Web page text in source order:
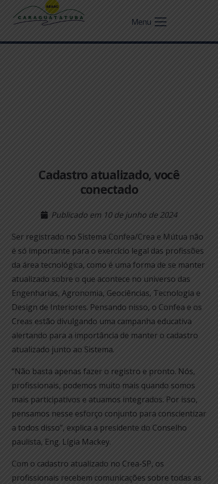
Menu
Cadastro atualizado, você
conectado
Publicado em 10 de junho de 2024
Ser registrado no Sistema Confea/Crea e Mútua não
é só importante para o exercício legal das profissões
da área tecnológica, como é uma forma de se manter
atualizado sobre o que acontece no universo das
Engenharias, Agronomia, Geociências, Tecnologia e
Design de Interiores. Pensando nisso, o Confea e os
Creas estão divulgando uma campanha educativa
alertando para a importância de manter o cadastro
atualizado junto ao Sistema.
“Não basta apenas fazer o registro e pronto. Nós,
profissionais, podemos muito mais quando somos
mais participativos e atuamos integrados. Por isso,
pensamos nesse esforço conjunto para conscientizar
a todos disso”, explica a presidente do Conselho
paulista, Eng. Lígia Mackey.
Com o cadastro atualizado no Crea-SP, os
profissionais recebem comunicações sobre todas as